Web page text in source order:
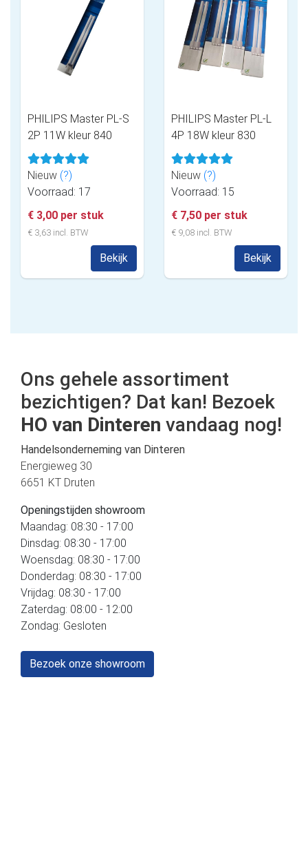
PHILIPS Master PL-S
2P 11W kleur 840
Nieuw (?)
Voorraad: 17
€ 3,00 per stuk
€ 3,63 incl. BTW
Bekijk
PHILIPS Master PL-L
4P 18W kleur 830
Nieuw (?)
Voorraad: 15
€ 7,50 per stuk
€ 9,08 incl. BTW
Bekijk
Ons gehele assortiment
bezichtigen? Dat kan! Bezoek
HO van Dinteren vandaag nog!
Handelsonderneming van Dinteren
Energieweg 30
6651 KT Druten
Openingstijden showroom
Maandag: 08:30 - 17:00
Dinsdag: 08:30 - 17:00
Woensdag: 08:30 - 17:00
Donderdag: 08:30 - 17:00
Vrijdag: 08:30 - 17:00
Zaterdag: 08:00 - 12:00
Zondag: Gesloten
Bezoek onze showroom